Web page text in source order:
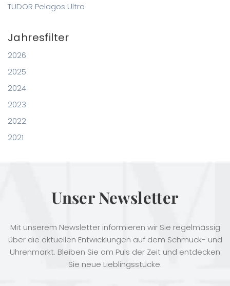
TUDOR Pelagos Ultra
Jahresfilter
2026
2025
2024
2023
2022
2021
Unser Newsletter
Mit unserem Newsletter informieren wir Sie regelmässig
über die aktuellen Entwicklungen auf dem Schmuck- und
Uhrenmarkt. Bleiben Sie am Puls der Zeit und entdecken
Sie neue Lieblingsstücke.